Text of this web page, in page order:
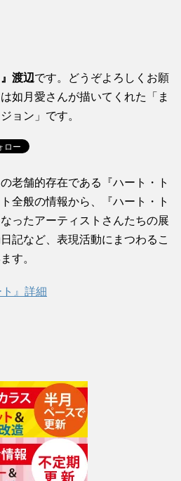
渡辺です。どうぞよろしくお願
如月愛さんが描いてくれた「ま
ョン」です。
老舗的存在である『ハート・ト
全般の情報から、『ハート・ト
ったアーティストさんたちの展
記など、表現活動にまつわるこ
す。
ト』詳細